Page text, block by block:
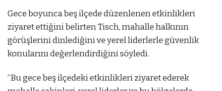
Gece boyunca beş ilçede düzenlenen etkinlikleri
ziyaret ettiğini belirten Tisch, mahalle halkının
görüşlerini dinlediğini ve yerel liderlerle güvenlik
konularını değerlendirdiğini söyledi.
“Bu gece beş ilçedeki etkinlikleri ziyaret ederek